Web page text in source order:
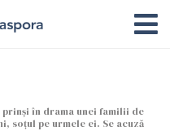
în drama unei familii de
soțul pe urmele ei. Se acuză